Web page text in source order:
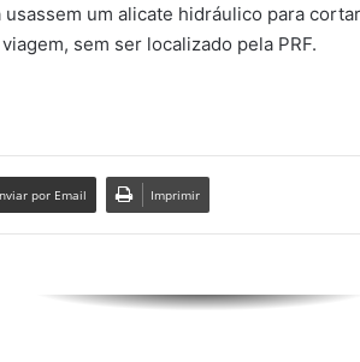
um alicate hidráulico para
sem ser localizado pela PRF.
por Email Imprimir
URUAÇU – Hospital do Centro Norte
Goiano fecha primeiro trimestre de
já garantiu regularização fundiária
para 188 famílias durante atual
administração do município
Educação ganha fôlego em Uruaçu
professores